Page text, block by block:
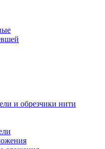
и обрезчики нити